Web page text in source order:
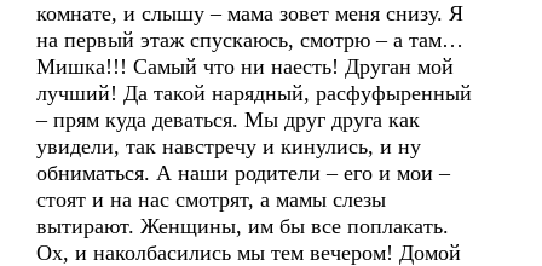
комнате, и слышу – мама зовет меня снизу. Я
на первый этаж спускаюсь, смотрю – а там…
Мишка!!! Самый что ни наесть! Друган мой
лучший! Да такой нарядный, расфуфыренный
– прям куда деваться. Мы друг друга как
увидели, так навстречу и кинулись, и ну
обниматься. А наши родители – его и мои –
стоят и на нас смотрят, а мамы слезы
вытирают. Женщины, им бы все поплакать.
Ох, и наколбасились мы тем вечером! Домой